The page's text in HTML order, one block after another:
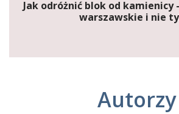
Jak odróżnić blok od kamienicy
warszawskie i nie
Autorzy